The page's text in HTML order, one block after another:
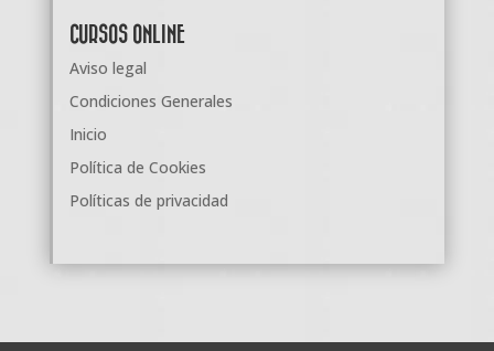
CURSOS ONLINE
Aviso legal
Condiciones Generales
Inicio
Política de Cookies
Políticas de privacidad